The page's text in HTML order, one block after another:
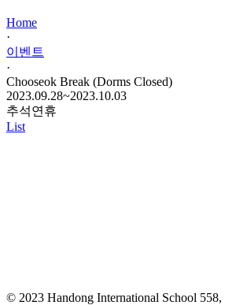
Home
·
이벤트
·
Chooseok Break (Dorms Closed)
2023.09.28~2023.10.03
추석연휴
List
© 2023 Handong International School